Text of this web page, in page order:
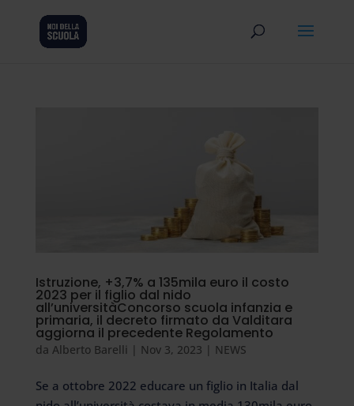
Istruzione, +3,7% a 135mila euro il costo
2023 per il figlio dal nido
all’universitàConcorso scuola infanzia e
primaria, il decreto firmato da Valditara
aggiorna il precedente Regolamento
da Alberto Barelli | Nov 3, 2023 | NEWS
Se a ottobre 2022 educare un figlio in Italia dal